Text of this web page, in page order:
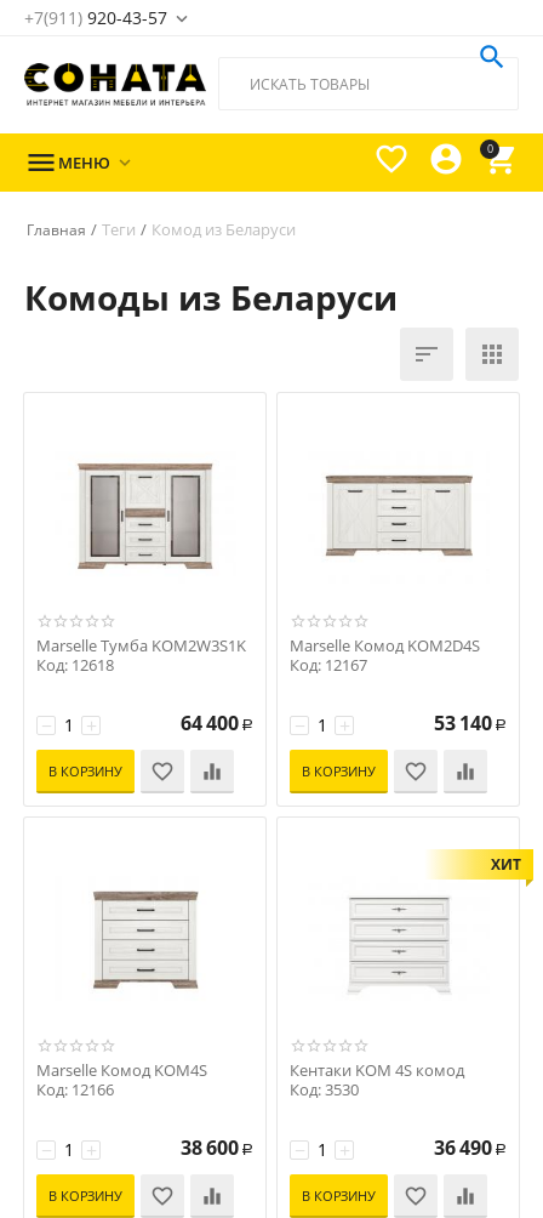
+7(911) 920-43-57 
0




 МЕНЮ 
Главная / Теги / Комод из Беларуси
Комоды из Беларуси
 
Marselle Тумба KOM2W3S1K
Код: 12618
+
− 64 400 Р
В КОРЗИНУ
Marselle Комод KOM2D4S
Код: 12167
+
− 53 140 Р
В КОРЗИНУ
Marselle Комод KOM4S
Код: 12166
+
− 38 600 Р
В КОРЗИНУ
ХИТ
Кентаки KOM 4S комод
Код: 3530
+
− 36 490 Р
В КОРЗИНУ